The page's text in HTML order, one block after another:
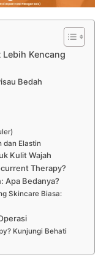
Kencang
Bedah
dan Elastin
Kulit Wajah
Therapy?
Apa Bedanya?
Skincare Biasa:
Kunjungi Behati